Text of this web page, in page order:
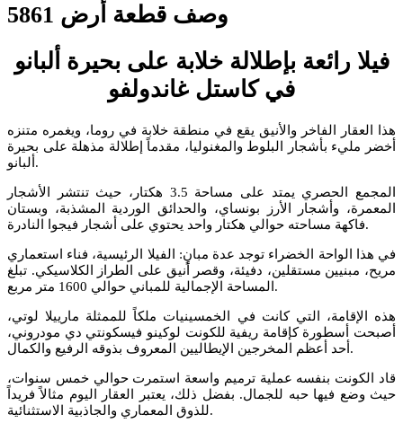
وصف قطعة أرض 5861
فيلا رائعة بإطلالة خلابة على بحيرة ألبانو
في كاستل غاندولفو
هذا العقار الفاخر والأنيق يقع في منطقة خلابة في روما، ويغمره متنزه
أخضر مليء بأشجار البلوط والمغنوليا، مقدماً إطلالة مذهلة على بحيرة
ألبانو.
المجمع الحصري يمتد على مساحة 3.5 هكتار، حيث تنتشر الأشجار
المعمرة، وأشجار الأرز بونساي، والحدائق الوردية المشذبة، وبستان
فاكهة مساحته حوالي هكتار واحد يحتوي على أشجار فيجوا النادرة.
في هذا الواحة الخضراء توجد عدة مبانٍ: الفيلا الرئيسية، فناء استعماري
مريح، مبنيين مستقلين، دفيئة، وقصر أنيق على الطراز الكلاسيكي. تبلغ
المساحة الإجمالية للمباني حوالي 1600 متر مربع.
هذه الإقامة، التي كانت في الخمسينيات ملكاً للممثلة مارييلا لوتي،
أصبحت أسطورة كإقامة ريفية للكونت لوكينو فيسكونتي دي مودروني،
أحد أعظم المخرجين الإيطاليين المعروف بذوقه الرفيع والكمال.
قاد الكونت بنفسه عملية ترميم واسعة استمرت حوالي خمس سنوات،
حيث وضع فيها حبه للجمال. بفضل ذلك، يعتبر العقار اليوم مثالاً فريداً
للذوق المعماري والجاذبية الاستثنائية.